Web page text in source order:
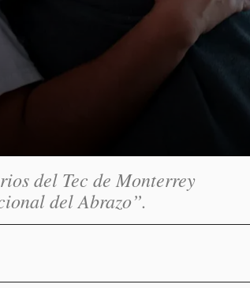
del Tec de Monterrey
del Abrazo”.